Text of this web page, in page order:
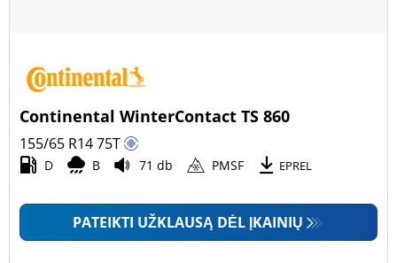
Continental WinterContact TS 860
155/65 R1475T
D B 71 db PMSF EPREL
PATEIKTI UŽKLAUSĄ DĖL ĮKAINIŲ